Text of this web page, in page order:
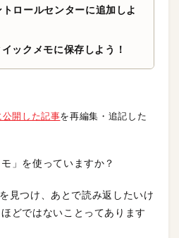
ロールセンターに追加しよ
ックメモに保存しよう！
開した記事を再編集・追記した
」を使っていますか？
見つけ、あとで読み返したいけ
どではないことってあります